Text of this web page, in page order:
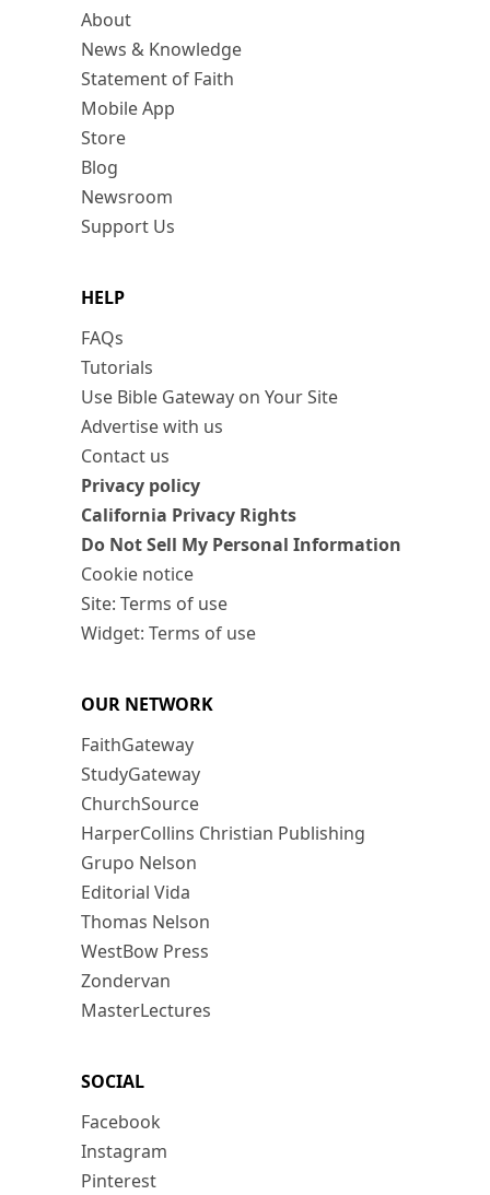
About
News & Knowledge
Statement of Faith
Mobile App
Store
Blog
Newsroom
Support Us
HELP
FAQs
Tutorials
Use Bible Gateway on Your Site
Advertise with us
Contact us
Privacy policy
California Privacy Rights
Do Not Sell My Personal Information
Cookie notice
Site: Terms of use
Widget: Terms of use
OUR NETWORK
FaithGateway
StudyGateway
ChurchSource
HarperCollins Christian Publishing
Grupo Nelson
Editorial Vida
Thomas Nelson
WestBow Press
Zondervan
MasterLectures
SOCIAL
Facebook
Instagram
Pinterest